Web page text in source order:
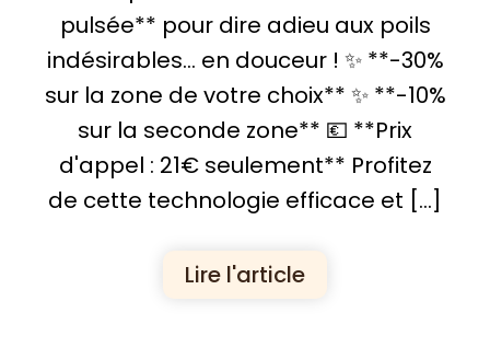
pulsée** pour dire adieu aux poils
indésirables… en douceur ! ✨ **-30%
sur la zone de votre choix** ✨ **-10%
sur la seconde zone** 💶 **Prix
d'appel : 21€ seulement** Profitez
de cette technologie efficace et […]
Lire l'article